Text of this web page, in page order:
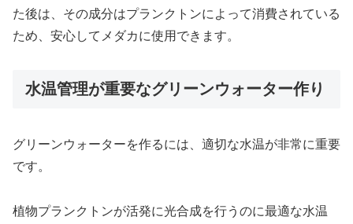
た後は、その成分はプランクトンによって消費されている
ため、安心してメダカに使用できます。
水温管理が重要なグリーンウォーター作り
グリーンウォーターを作るには、適切な水温が非常に重要
です。
植物プランクトンが活発に光合成を行うのに最適な水温